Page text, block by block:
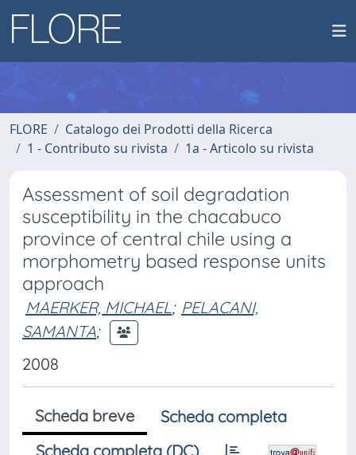
FLORE
Catalogo dei Prodotti della Ricerca
1 - Contributo su rivista
1a - Articolo su rivista
Assessment of soil degradation
susceptibility in the chacabuco
province of central chile using a
morphometry based response units
approach
MAERKER, MICHAEL; PELACANI,
SAMANTA;
2008
Scheda breve
Scheda completa
Scheda completa (DC)